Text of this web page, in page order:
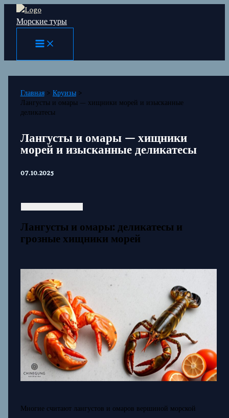
Перейти
Морские туры
Главная
Круизы
Лангусты и омары — хищники морей и изысканные
деликатесы
Лангусты и омары — хищники
морей и изысканные деликатесы
07.10.2025
Лангусты и омары: деликатесы и
грозные хищники морей
Многие считают лангустов и омаров вершиной морской